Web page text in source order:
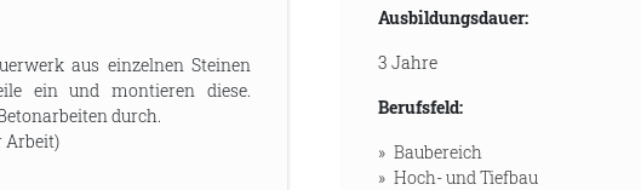
aus einzelnen Steinen
ein und montieren diese.
durch.
Arbeit)
Ausbildungsdauer:
3 Jahre
Berufsfeld:
Baubereich
Hoch- und Tiefbau